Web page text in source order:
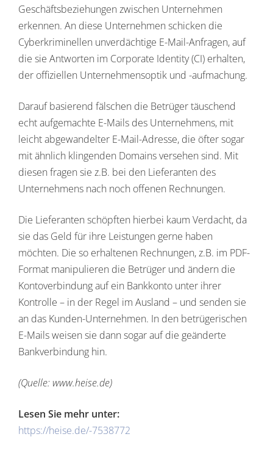
Geschäftsbeziehungen zwischen Unternehmen
erkennen. An diese Unternehmen schicken die
Cyberkriminellen unverdächtige E-Mail-Anfragen, auf
die sie Antworten im Corporate Identity (CI) erhalten,
der offiziellen Unternehmensoptik und -aufmachung.
Darauf basierend fälschen die Betrüger täuschend
echt aufgemachte E-Mails des Unternehmens, mit
leicht abgewandelter E-Mail-Adresse, die öfter sogar
mit ähnlich klingenden Domains versehen sind. Mit
diesen fragen sie z.B. bei den Lieferanten des
Unternehmens nach noch offenen Rechnungen.
Die Lieferanten schöpften hierbei kaum Verdacht, da
sie das Geld für ihre Leistungen gerne haben
möchten. Die so erhaltenen Rechnungen, z.B. im PDF-
Format manipulieren die Betrüger und ändern die
Kontoverbindung auf ein Bankkonto unter ihrer
Kontrolle – in der Regel im Ausland – und senden sie
an das Kunden-Unternehmen. In den betrügerischen
E-Mails weisen sie dann sogar auf die geänderte
Bankverbindung hin.
(Quelle: www.heise.de)
Lesen Sie mehr unter:
https://heise.de/-7538772